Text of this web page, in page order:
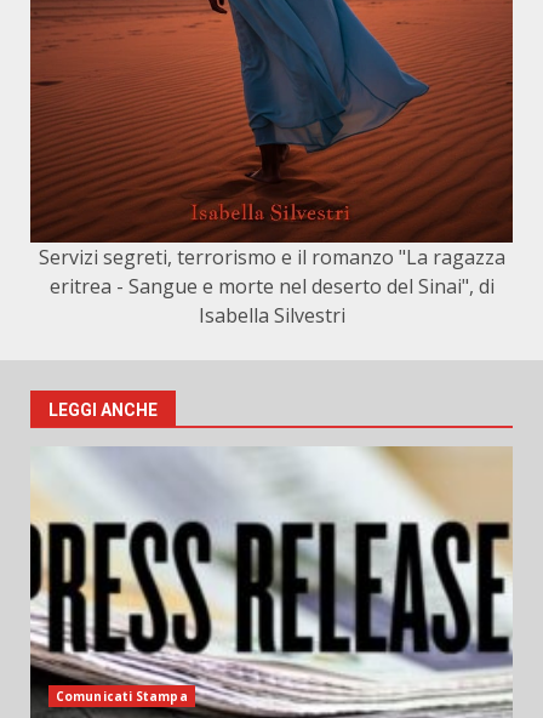
Servizi segreti, terrorismo e il romanzo "La ragazza
eritrea - Sangue e morte nel deserto del Sinai", di
Isabella Silvestri
LEGGI ANCHE
Comunicati Stampa